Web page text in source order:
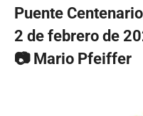
Puente
2 de febrero de
📷 Mario Pfeiffer